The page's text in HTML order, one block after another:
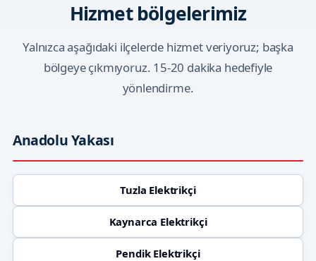
Hizmet bölgelerimiz
Yalnızca aşağıdaki ilçelerde hizmet veriyoruz; başka
bölgeye çıkmıyoruz. 15-20 dakika hedefiyle
yönlendirme.
Anadolu Yakası
Tuzla Elektrikçi
Kaynarca Elektrikçi
Pendik Elektrikçi